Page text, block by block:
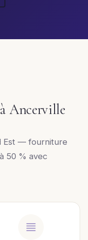
Ancerville
Est — fourniture
50 % avec